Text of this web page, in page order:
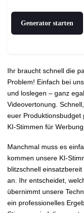
Ihr braucht schnell die
Problem! Einfach bei
und loslegen – ganz
Videovertonung.
euer Produktionsbudget
KI-Stimmen für
Manchmal muss es
kommen unsere KI-
blitzschnell
an. Ihr entscheidet,
übernimmt unsere
ein professionelles